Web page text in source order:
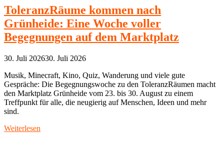
ToleranzRäume kommen nach
Grünheide: Eine Woche voller
Begegnungen auf dem Marktplatz
30. Juli 202630. Juli 2026
Musik, Minecraft, Kino, Quiz, Wanderung und viele gute
Gespräche: Die Begegnungswoche zu den ToleranzRäumen macht
den Marktplatz Grünheide vom 23. bis 30. August zu einem
Treffpunkt für alle, die neugierig auf Menschen, Ideen und mehr
sind.
Weiterlesen